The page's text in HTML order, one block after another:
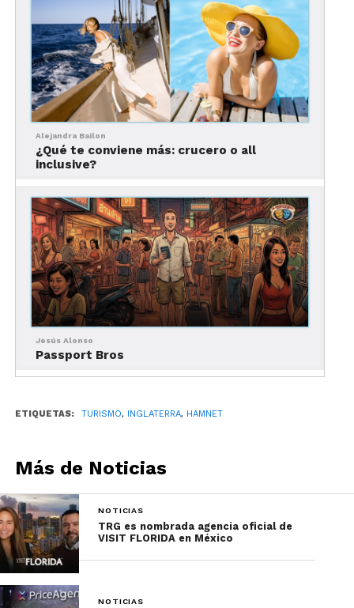
Alejandra Bailon
¿Qué te conviene más: crucero o all
inclusive?
Jesús Alonso
Passport Bros
ETIQUETAS: TURISMO, INGLATERRA, HAMNET
Más de Noticias
NOTICIAS
TRG es nombrada agencia oficial de
VISIT FLORIDA en México
NOTICIAS